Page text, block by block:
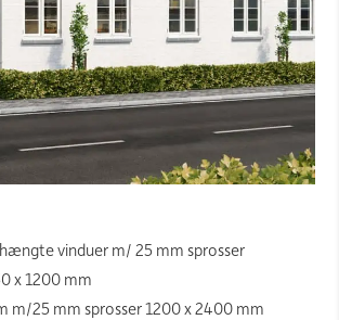
vinduer m/ 25 mm sprosser
x 1200 mm
m/25 mm sprosser 1200 x 2400 mm